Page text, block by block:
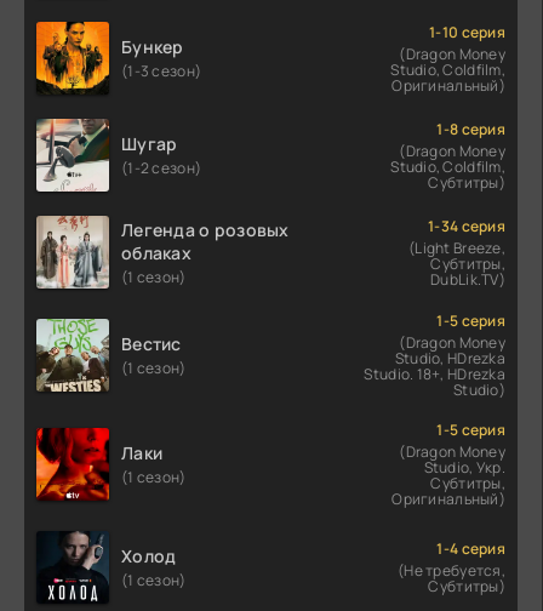
Бункер
(1-3 сезон)
1-10 серия
(Dragon Money
Studio, Coldfilm,
Оригинальный)
Шугар
(1-2 сезон)
1-8 серия
(Dragon Money
Studio, Coldfilm,
Субтитры)
Легенда о розовых
облаках
(1 сезон)
1-34 серия
(Light Breeze,
Субтитры,
DubLik.TV)
Вестис
(1 сезон)
1-5 серия
(Dragon Money
Studio, HDrezka
Studio. 18+, HDrezka
Studio)
Лаки
(1 сезон)
1-5 серия
(Dragon Money
Studio, Укр.
Субтитры,
Оригинальный)
Холод
(1 сезон)
1-4 серия
(Не требуется,
Субтитры)